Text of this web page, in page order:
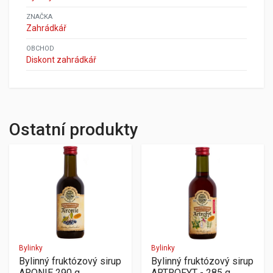
ZNAČKA
Zahrádkář
OBCHOD
Diskont zahrádkář
Ostatní produkty
Bylinky
Bylinný fruktózový sirup
Bylinky
Bylinný fruktózový sirup